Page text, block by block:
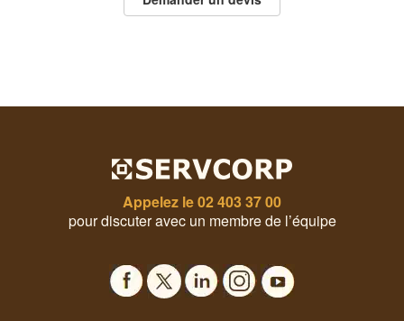
Appelez le02 403 37 00
pour discuter avec un membre de l’équipe